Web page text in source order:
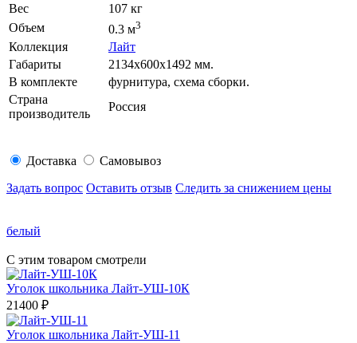
Вес
107 кг
Объем
0.3 м3
Коллекция
Лайт
Габариты
2134х600х1492 мм.
В комплекте
фурнитура, схема сборки.
Страна
производитель
Россия
Доставка
Самовывоз
Задать вопрос Оставить отзыв Следить за снижением цены
белый
С этим товаром смотрели
Уголок школьника Лайт-УШ-10К
21400 ₽
Уголок школьника Лайт-УШ-11